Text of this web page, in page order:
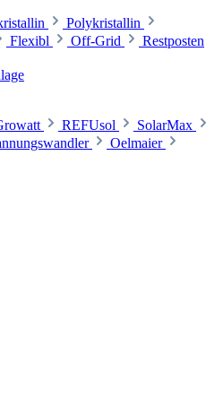
Polykristallin
Flexibl Off-Grid Restposten
REFUsol
SolarMax
Oelmaier